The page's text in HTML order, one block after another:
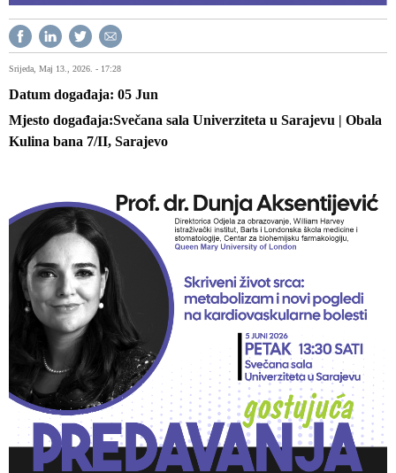
Srijeda, Maj 13., 2026. - 17:28
Datum događaja 05 Jun
Mjesto događaja Svečana sala Univerziteta u Sarajevu | Obala
Kulina bana 7/II, Sarajevo